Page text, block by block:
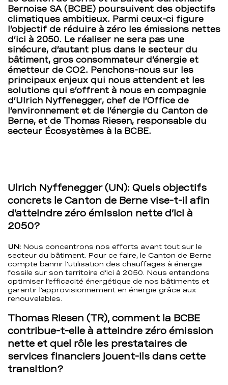
Canton
de
Berne
–
BCBE
Bernoise SA (BCBE) poursuivent des objectifs
climatiques ambitieux. Parmi ceux-ci figure
l’objectif de réduire à zéro les émissions nettes
d’ici à 2050. Le réaliser ne sera pas une
sinécure, d’autant plus dans le secteur du
bâtiment, gros consommateur d’énergie et
émetteur de CO2. Penchons-nous sur les
principaux enjeux qui nous attendent et les
solutions qui s’offrent à nous en compagnie
d’Ulrich Nyffenegger, chef de l’Office de
l’environnement et de l’énergie du Canton de
Berne, et de Thomas Riesen, responsable du
secteur Écosystèmes à la BCBE.
Ulrich Nyffenegger (UN): Quels objectifs
concrets le Canton de Berne vise-t-il afin
d’atteindre zéro émission nette d’ici à
2050?
UN: Nous concentrons nos efforts avant tout sur le
secteur du bâtiment. Pour ce faire, le Canton de Berne
compte bannir l’utilisation des chauffages à énergie
fossile sur son territoire d’ici à 2050. Nous entendons
optimiser l’efficacité énergétique de nos bâtiments et
garantir l’approvisionnement en énergie grâce aux
renouvelables.
Thomas Riesen (TR), comment la BCBE
contribue-t-elle à atteindre zéro émission
nette et quel rôle les prestataires de
services financiers jouent-ils dans cette
transition?